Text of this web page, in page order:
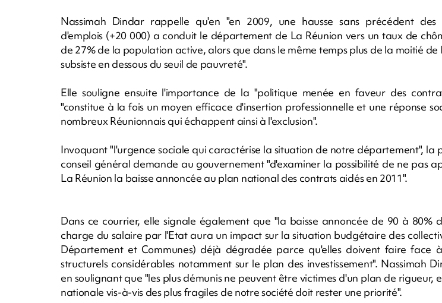
Nassimah Dindar rappelle qu'en "en 2009, une hausse sans précédent des
d'emplois (+20 000) a conduit le département de La Réunion vers un taux de
de 27% de la population active, alors que dans le même temps plus de la moitié
subsiste en dessous du seuil de pauvreté".
Elle souligne ensuite l'importance de la "politique menée en faveur des
"constitue à la fois un moyen efficace d'insertion professionnelle et une réponse
nombreux Réunionnais qui échappent ainsi à l'exclusion".
Invoquant "l'urgence sociale qui caractérise la situation de notre département", la
conseil général demande au gouvernement "d'examiner la possibilité de ne pas
La Réunion la baisse annoncée au plan national des contrats aidés en 2011".
Dans ce courrier, elle signale également que "la baisse annoncée de 90 à 80%
charge du salaire par l'Etat aura un impact sur la situation budgétaire des
Département et Communes) déjà dégradée parce qu'elles doivent faire face
structurels considérables notamment sur le plan des investissement". Nassimah
en soulignant que "les plus démunis ne peuvent être victimes d'un plan de rigueur,
nationale vis-à-vis des plus fragiles de notre société doit rester une priorité".